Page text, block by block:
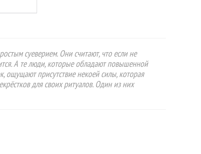
суеверием. Они считают, что если не
А те люди, которые обладают повышенной
ощущают присутствие некоей силы, которая
для своих ритуалов. Один из них